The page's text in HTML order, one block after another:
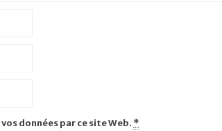
données par ce site Web. *